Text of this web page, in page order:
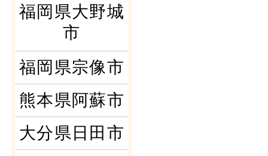
福岡県大野城
市
福岡県宗像市
熊本県阿蘇市
大分県日田市